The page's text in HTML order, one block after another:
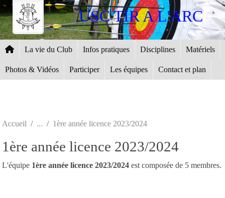
USC TIR A L'ARC
La vie du Club Infos pratiques Disciplines Matériels
Photos & Vidéos Participer Les équipes Contact et plan
Accueil 1ère année licence 2023/2024
1ère année licence 2023/2024
L'équipe 1ère année licence 2023/2024 est composée de 5 membres.
Panneau de gestion des cookies